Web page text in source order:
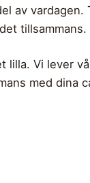
av vardagen.
tillsammans.
lilla. Vi lever
med dina